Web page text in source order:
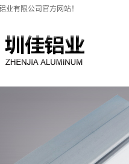
业有限公司官方网站！